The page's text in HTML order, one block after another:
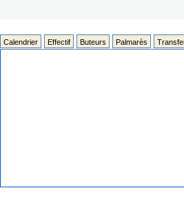
Calendrier Effectif Buteurs Palmarès